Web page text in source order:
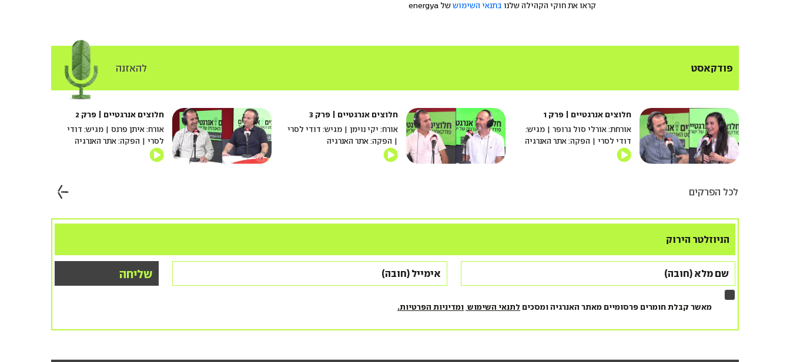
קראו את חוקי הקהילה שלנו בתנאי השימוששל energya
פודקאסט להאזנה
חלוצים אנרגטיים | פרק 1
אורחת: אורלי סול גרופר | מגיש:
דודי לסרי | הפקה: אתר האנרגיה
חלוצים אנרגטיים | פרק 3
אורח: יקי נוימן | מגיש: דודי לסרי
| הפקה: אתר האנרגיה
חלוצים אנרגטיים | פרק 2
אורח: איתן פרנס | מגיש: דודי
לסרי | הפקה: אתר האנרגיה
לכל הפרקים
הניוזלטר הירוק
מאשר קבלת חומרים פרסומיים מאתר האנרגיה ומסכים לתנאי השימוש ומדיניות הפרטיות.